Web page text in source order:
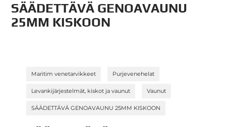
SÄÄDETTÄVÄ GENOAVAUNU
25MM KISKOON
Maritim venetarvikkeet Purjevenehelat
Levankijärjestelmät, kiskot ja vaunut Vaunut
SÄÄDETTÄVÄ GENOAVAUNU 25MM KISKOON